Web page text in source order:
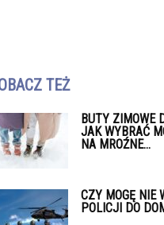
TEŻ
BUTY ZIMOWE
JAK WYBRAĆ
NA MROŹNE...
CZY MOGĘ NIE
POLICJI DO